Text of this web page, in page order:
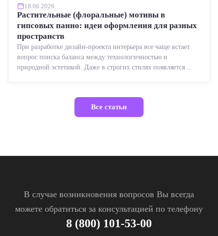
18.06.2026
Растительные (флоральные) мотивы в
гипсовых панно: идеи оформления для разных
пространств
При разработке дизайн-проекта интерьера все чаще встает
вопрос поиска баланса между технологичностью и
природной эстетикой. Даже в строгих стилях появляется ...
Все статьи
В случае возникновения вопросов Вы всегда
можете обратиться за консультацией по телефону
8 (800) 101-53-00